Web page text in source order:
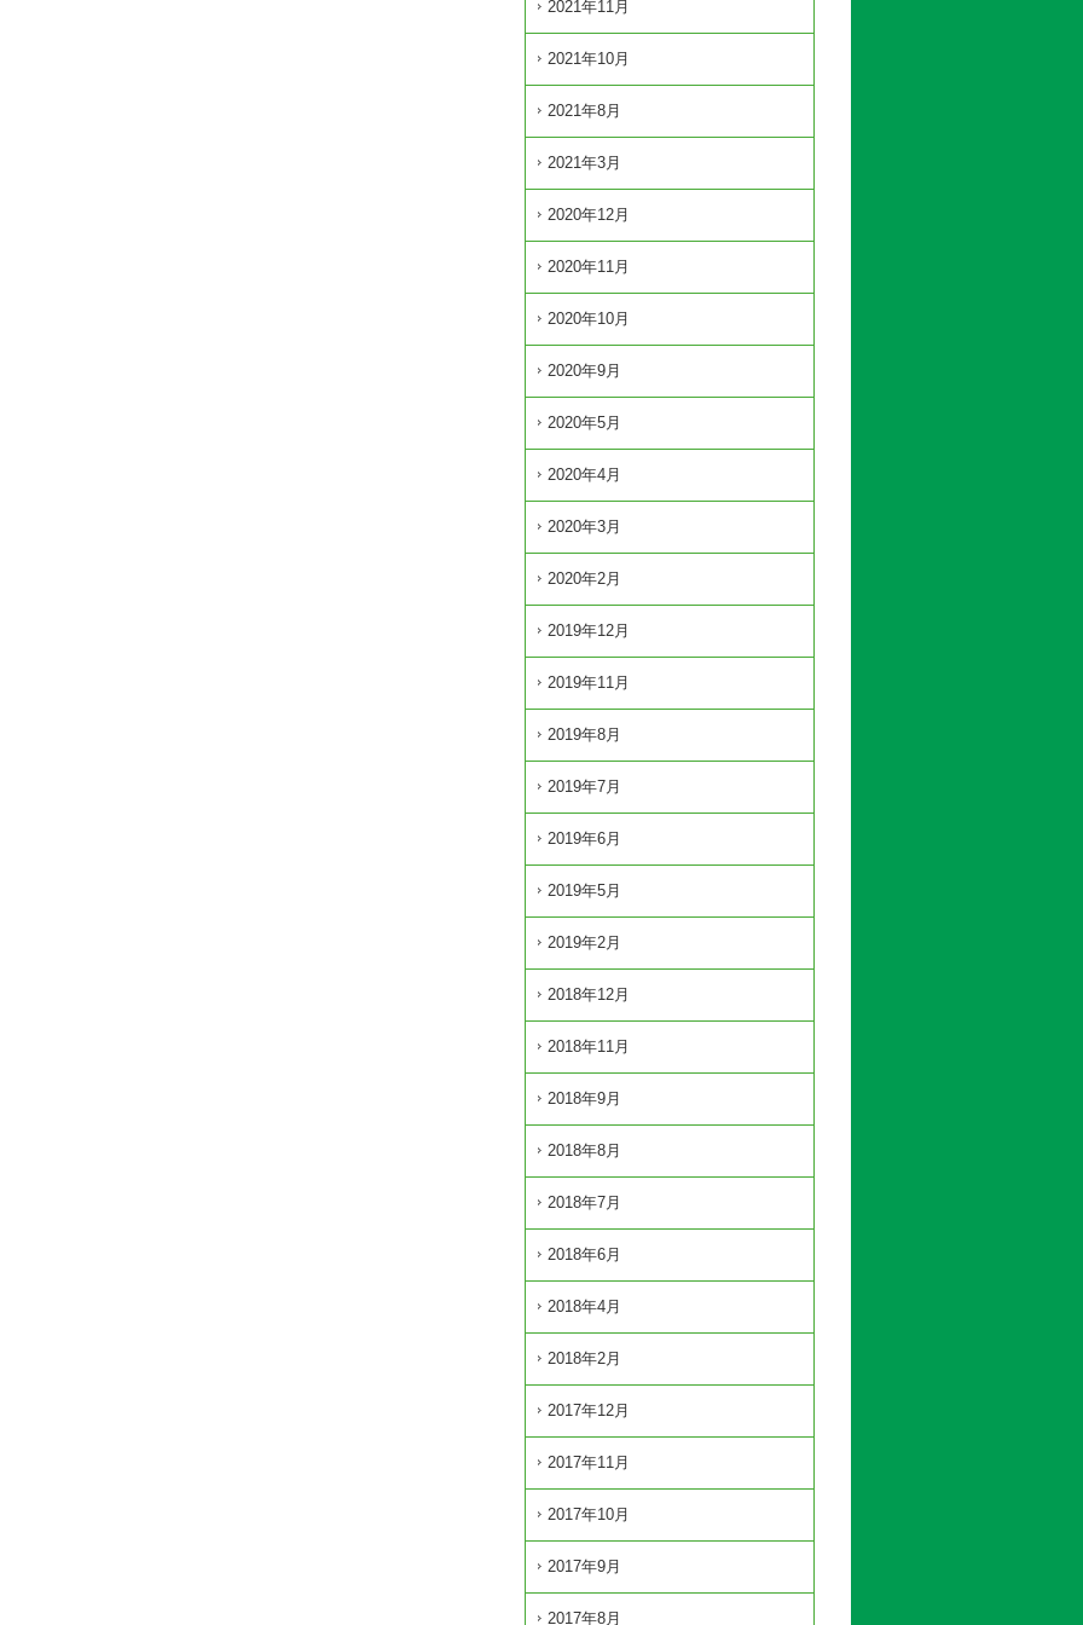
2021年11月
2021年10月
2021年8月
2021年3月
2020年12月
2020年11月
2020年10月
2020年9月
2020年5月
2020年4月
2020年3月
2020年2月
2019年12月
2019年11月
2019年8月
2019年7月
2019年6月
2019年5月
2019年2月
2018年12月
2018年11月
2018年9月
2018年8月
2018年7月
2018年6月
2018年4月
2018年2月
2017年12月
2017年11月
2017年10月
2017年9月
2017年8月